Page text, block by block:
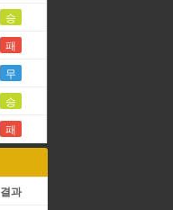
승
패
무
승
패
결과